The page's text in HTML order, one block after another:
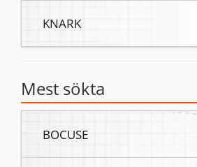
KNARK
Mest sökta
BOCUSE